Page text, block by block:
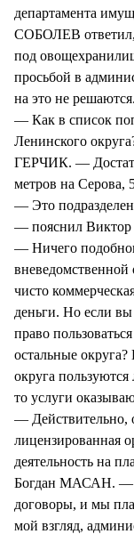
департамента
СОБОЛЕВ ответил,
под
просьбой в
на это не решаются.
— Как в список
Ленинского
ГЕРЧИК. —
метров на Серова,
— Это
— пояснил
— Ничего
чисто
деньги. Но если
право
остальные
округа
то услуги
— Действительно,
лицензированная
деятельность на
Богдан МАСАН. —
договоры, и мы
мой взгляд,